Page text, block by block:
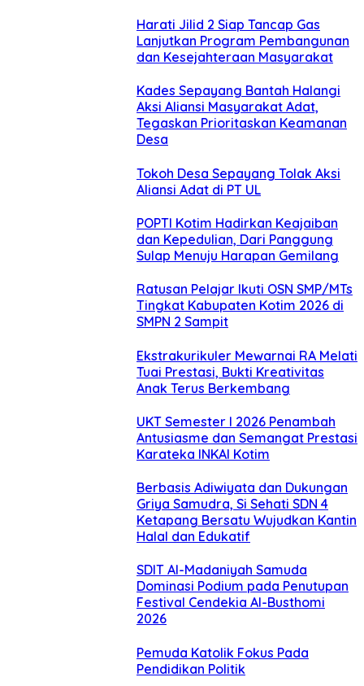
Harati Jilid 2 Siap Tancap Gas
Lanjutkan Program Pembangunan
dan Kesejahteraan Masyarakat
Kades Sepayang Bantah Halangi
Aksi Aliansi Masyarakat Adat,
Tegaskan Prioritaskan Keamanan
Desa
Tokoh Desa Sepayang Tolak Aksi
Aliansi Adat di PT UL
POPTI Kotim Hadirkan Keajaiban
dan Kepedulian, Dari Panggung
Sulap Menuju Harapan Gemilang
Ratusan Pelajar Ikuti OSN SMP/MTs
Tingkat Kabupaten Kotim 2026 di
SMPN 2 Sampit
Ekstrakurikuler Mewarnai RA Melati
Tuai Prestasi, Bukti Kreativitas
Anak Terus Berkembang
UKT Semester I 2026 Penambah
Antusiasme dan Semangat Prestasi
Karateka INKAI Kotim
Berbasis Adiwiyata dan Dukungan
Griya Samudra, Si Sehati SDN 4
Ketapang Bersatu Wujudkan Kantin
Halal dan Edukatif
SDIT Al-Madaniyah Samuda
Dominasi Podium pada Penutupan
Festival Cendekia Al-Busthomi
2026
Pemuda Katolik Fokus Pada
Pendidikan Politik